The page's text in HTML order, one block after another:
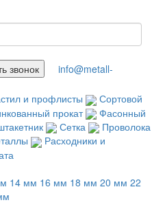
звонок
info@metall-
и профлисты
Сортовой
прокат
Фасонный
Сетка
Проволока
Расходники и
14 мм 16 мм 18 мм 20 мм 22